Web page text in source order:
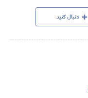
دنبال کنید